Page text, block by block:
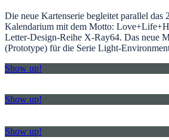
Die neue Kartenserie begleitet parallel das
Kalendarium mit dem Motto:
Letter-Design-Reihe X-Ray64. Das neue
(Prototype) für die Serie Light-
Show up!
Show up!
Show up!